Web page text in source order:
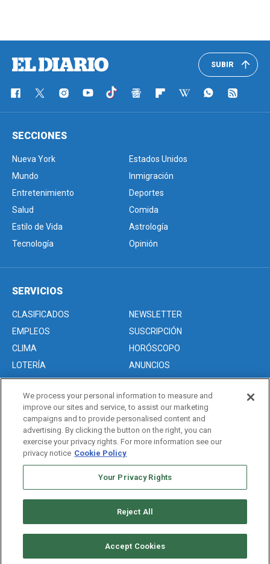
SUBIR
SECCIONES
Nueva York
Estados Unidos
Mundo
Inmigración
Entretenimiento
Deportes
Salud
Comida
Estilo de Vida
Astrología
Tecnología
Opinión
SERVICIOS
CLASIFICADOS
NEWSLETTER
EMPLEOS
SUSCRIPCIÓN
CLIMA
HORÓSCOPO
LOTERÍA
ANUNCIOS
Acerca de nosotros
Advertise with Us/Anuncios
Politica de Privacidad
Editorial Guidelines
We process your personal information to measure and
improve our sites and service, to assist our marketing
campaigns and to provide personalised content and
advertising. By clicking the button on the right, you can
exercise your privacy rights. For more information see our
privacy notice Cookie Policy
Your Privacy Rights
Reject All
Accept Cookies